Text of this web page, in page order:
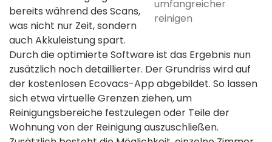
umfangreicher
reinigen
bereits während des Scans,
was nicht nur Zeit, sondern
auch Akkuleistung spart.
Durch die optimierte Software ist das Ergebnis nun
zusätzlich noch detaillierter. Der Grundriss wird auf
der kostenlosen Ecovacs-App abgebildet. So lassen
sich etwa virtuelle Grenzen ziehen, um
Reinigungsbereiche festzulegen oder Teile der
Wohnung von der Reinigung auszuschließen.